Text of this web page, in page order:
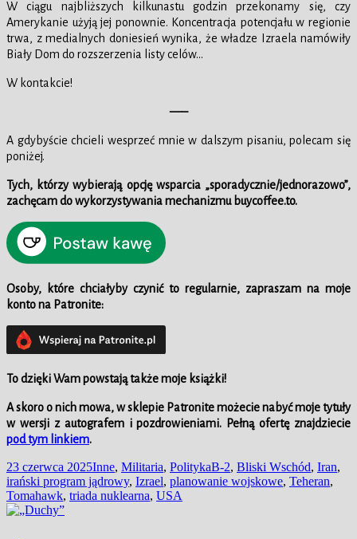
W ciągu najbliższych kilkunastu godzin przekonamy się, czy
Amerykanie użyją jej ponownie. Koncentracja potencjału w regionie
trwa, z medialnych doniesień wynika, że władze Izraela namówiły
Biały Dom do rozszerzenia listy celów…
W kontakcie!
—–
A gdybyście chcieli wesprzeć mnie w dalszym pisaniu, polecam się
poniżej.
Tych, którzy wybierają opcję wsparcia „sporadycznie/jednorazowo”,
zachęcam do wykorzystywania mechanizmu buycoffee.to.
Osoby, które chciałyby czynić to regularnie, zapraszam na moje
konto na Patronite:
To dzięki Wam powstają także moje książki!
A skoro o nich mowa,w sklepie Patronite możecie nabyć moje tytuły
w wersji z autografem i pozdrowieniami. Pełną ofertę znajdziecie
pod tym linkiem.
Data
publikacji
23 czerwca 2025Kategorie
Inne, Militaria, PolitykaTagi
B-2, Bliski Wschód, Iran,
irański program jądrowy, Izrael, planowanie wojskowe, Teheran,
Tomahawk, triada nuklearna, USA